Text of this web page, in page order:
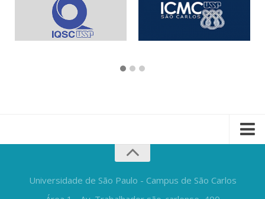
Universidade de São Paulo - Campus de São Carlos